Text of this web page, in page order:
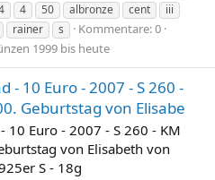
4 50 albronze cent
iii
rainer s
Kommentare: 0
1999 bis heute
- 10 Euro - 2007 - S 260 -
Geburtstag von Elisabe
10 Euro - 2007 - S 260 - KM
von Elisabeth von
S - 18g